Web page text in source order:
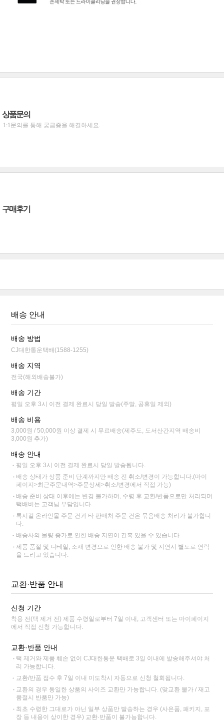
상품문의
1:1문의를 통해 궁금증을 해결하세요.
구매후기
배송 안내
배송 방법
CJ대한통운택배(1588-1255)
배송 지역
전국(해외배송불가)
배송 기간
평일 오후 3시 이전 결제 완료시 당일 발송(주말, 공휴일 제외)
배송 비용
3,000원 / 50,000원 이상 결제 시 무료배송(제주도, 도서산간지역 배송비
3,000원 추가)
배송 안내
평일 오후 3시 이전 결제 완료시 당일 발송됩니다.
배송 상태가 상품 준비 단계까지만 배송 전 취소/변경이 가능합니다.(마이
페이지>최근주문내역>주문상세>취소/변경에서 직접 가능)
배송 준비 상태 이후에는 변경 불가하며, 수령 후 교환/반품으로만 처리되며
택배비는 고객님 부담입니다.
록시걸 온라인몰 주문 건과 타 판매처 주문 건은 묶음배송 처리가 불가합니
다.
배송사의 물량 증가로 인한 배송 지연이 간혹 있을 수 있습니다.
제품 품절 및 디테일, 소재 변경으로 인한 배송 불가 및 지연시 별도로 연락
을 드리고 있습니다.
교환·반품 안내
신청 기간
착용 전(택 제거 전) 제품 수령일로부터 7일 이내, 고객센터 또는 마이페이지
에서 직접 신청 가능합니다.
교환·반품 안내
택 제거와 제품 훼손 없이 CJ대한통운 택배로 3일 이내에 발송해주셔야 처
리 가능합니다.
교환/반품 접수 후 7일 이내 미도착시 자동으로 신청 철회됩니다.
교환의 경우 동일한 상품의 사이즈 교환만 가능합니다. (맞교환 불가 / 재고
품절시 반품만 가능)
최초 수령한 그대로가 아닌 일부 상품만 발송하는 경우 (사은품, 패키지, 포
장 등 내용이 상이한 경우) 교환·반품이 불가능합니다.